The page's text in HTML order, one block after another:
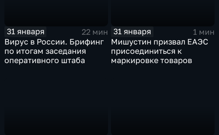
31 января
22 мин
Вирус в России. Брифинг
по итогам заседания
оперативного штаба
31 января
1 мин
Мишустин призвал ЕАЭС
присоединиться к
маркировке товаров